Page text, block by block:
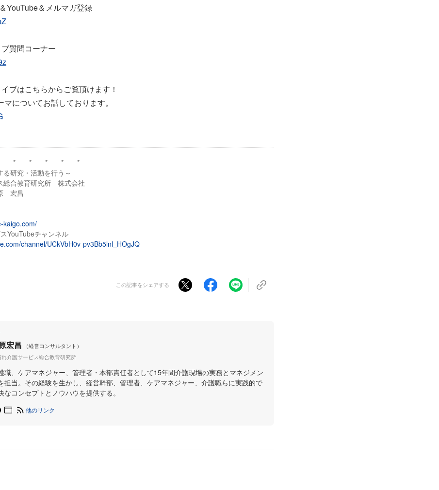
YouTube＆メルマガ登録
質問コーナー
ブはこちらからご覧頂けます！
についてお話しております。
* * * * *
る研究・活動を行う～
総合教育研究所 株式会社
宏昌
kaigo.com/
YouTubeチャンネル
channel/UCkVbH0v-pv3Bb5lnl_HOgJQ
この記事をシェアする
宏昌
（経営コンサルタント）
れ介護サービス総合教育研究所
職、ケアマネジャー、管理者・本部責任者として15年間介護現場の実務とマネジメン
担当。その経験を生かし、経営幹部、管理者、ケアマネジャー、介護職らに実践的で
なコンセプトとノウハウを提供する。
他のリンク